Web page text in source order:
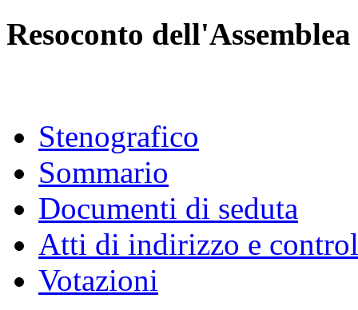
Resoconto dell'Assemblea
Stenografico
Sommario
Documenti di seduta
Atti di indirizzo e
Votazioni